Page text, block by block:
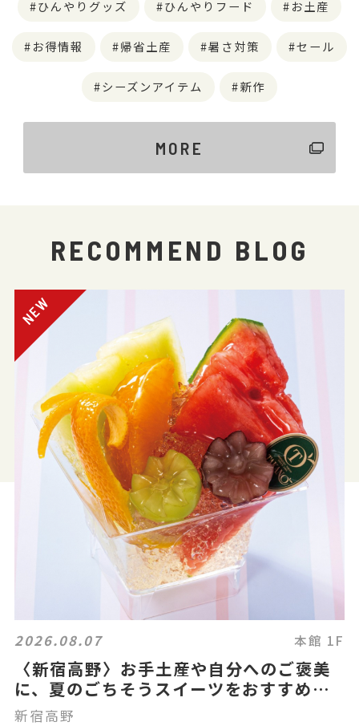
ひんやりグッズ ひんやりフード お土産
お得情報 帰省土産 暑さ対策 セール
シーズンアイテム 新作
MORE
RECOMMEND BLOG
2026.08.07 本館 1F
〈新宿高野〉お手土産や自分へのご褒美
に、夏のごちそうスイーツをおすすめ🩵
💛
新宿高野